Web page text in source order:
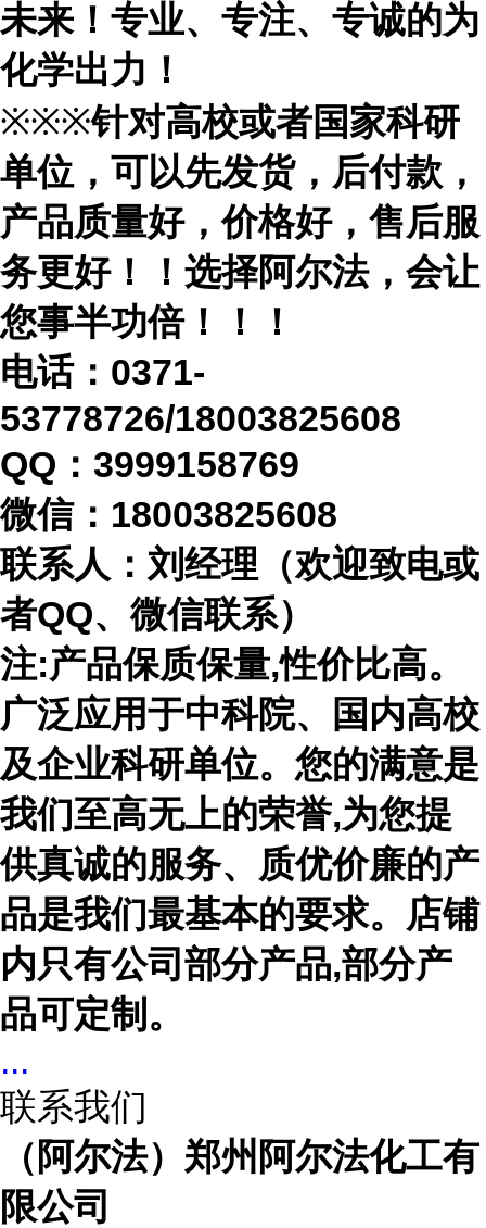
未来！专业、专注、专诚的为
化学出力！
※※※针对高校或者国家科研
单位，可以先发货，后付款，
产品质量好，价格好，售后服
务更好！！选择阿尔法，会让
您事半功倍！！！
电话： 0371-
53778726/18003825608
QQ：3999158769
微信： 18003825608
联系人：刘经理（欢迎致电或
者QQ、微信联系）
注:产品保质保量,性价比高。
广泛应用于中科院、国内高校
及企业科研单位。您的满意是
我们至高无上的荣誉,为您提
供真诚的服务、质优价廉的产
品是我们最基本的要求。店铺
内只有公司部分产品,部分产
品可定制。
...
联系我们
（阿尔法）郑州阿尔法化工有
限公司